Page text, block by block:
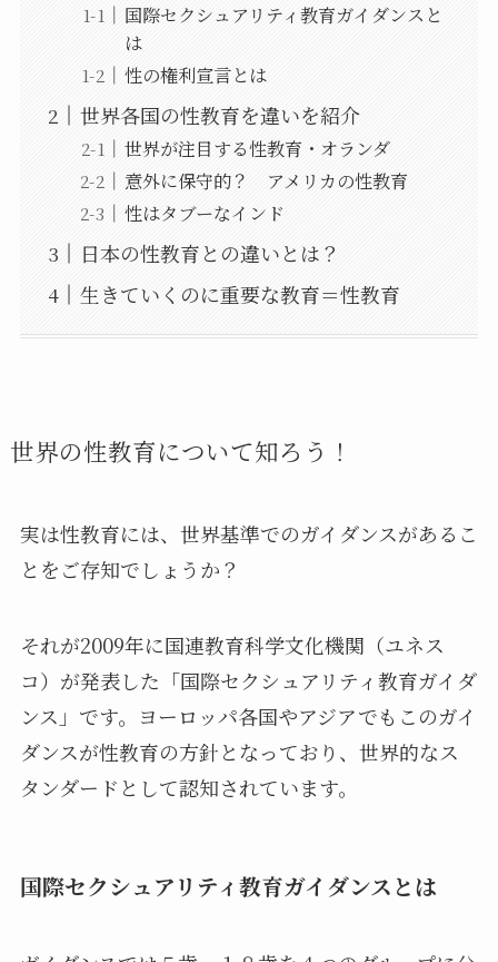
国際セクシュアリティ教育ガイダンスと
は
性の権利宣言とは
世界各国の性教育を違いを紹介
世界が注目する性教育・オランダ
意外に保守的？ アメリカの性教育
性はタブーなインド
日本の性教育との違いとは？
生きていくのに重要な教育＝性教育
世界の性教育について知ろう！
実は性教育には、世界基準でのガイダンスがあるこ
とをご存知でしょうか？
それが2009年に国連教育科学文化機関（ユネス
コ）が発表した「国際セクシュアリティ教育ガイダ
ンス」です。ヨーロッパ各国やアジアでもこのガイ
ダンスが性教育の方針となっており、世界的なス
タンダードとして認知されています。
国際セクシュアリティ教育ガイダンスとは